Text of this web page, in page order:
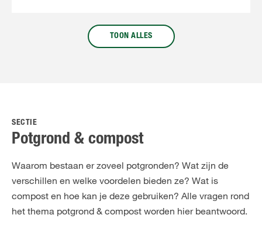
TOON ALLES
SECTIE
Potgrond & compost
Waarom bestaan er zoveel potgronden? Wat zijn de
verschillen en welke voordelen bieden ze? Wat is
compost en hoe kan je deze gebruiken? Alle vragen rond
het thema potgrond & compost worden hier beantwoord.